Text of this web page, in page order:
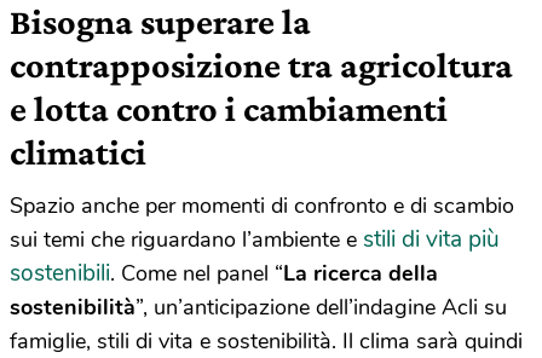
Bisogna superare la
contrapposizione tra agricoltura
e lotta contro i cambiamenti
climatici
Spazio anche per momenti di confronto e di scambio
sui temi che riguardano l’ambiente e stili di vita più
sostenibili. Come nel panel “La ricerca della
sostenibilità”, un’anticipazione dell’indagine Acli su
famiglie, stili di vita e sostenibilità. Il clima sarà quindi